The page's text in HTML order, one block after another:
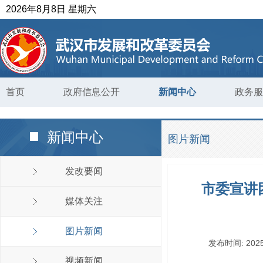
2026年8月8日 星期六
首页 政府信息公开 新闻中心 政务
新闻中心
发改要闻
媒体关注
图片新闻
视频新闻
图片新闻
市委宣讲
发布时间: